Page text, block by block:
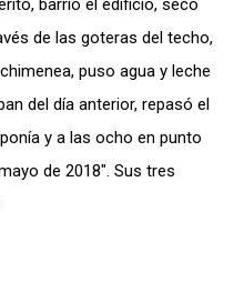
barrió el edificio, secó
de las goteras del techo,
puso agua y leche
del día anterior, repasó el
y a las ocho en punto
de 2018″. Sus tres